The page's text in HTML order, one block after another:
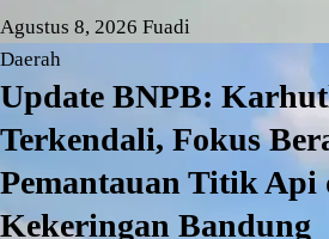
Agustus 8, 2026 Fuadi
Daerah
Update BNPB:
Terkendali, Fokus
Pemantauan Titik Api
Kekeringan Bandung